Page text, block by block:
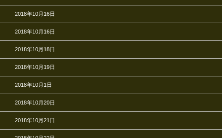
2018年10月16日
2018年10月16日
2018年10月18日
2018年10月19日
2018年10月1日
2018年10月20日
2018年10月21日